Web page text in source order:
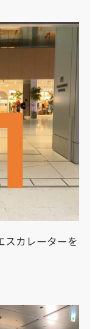
スカレーターを